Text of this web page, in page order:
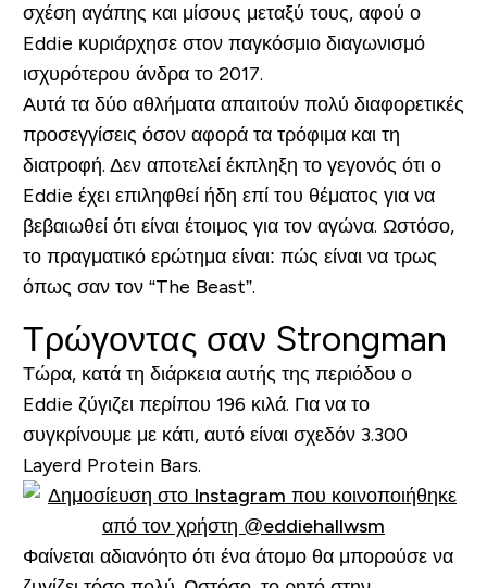
σχέση αγάπης και μίσους μεταξύ τους, αφού ο
Eddie κυριάρχησε στον παγκόσμιο διαγωνισμό
ισχυρότερου άνδρα το 2017.
Αυτά τα δύο αθλήματα απαιτούν πολύ διαφορετικές
προσεγγίσεις όσον αφορά τα τρόφιμα και τη
διατροφή. Δεν αποτελεί έκπληξη το γεγονός ότι ο
Eddie έχει επιληφθεί ήδη επί του θέματος για να
βεβαιωθεί ότι είναι έτοιμος για τον αγώνα. Ωστόσο,
το πραγματικό ερώτημα είναι: πώς είναι να τρως
όπως σαν τον “The Beast”.
Τρώγοντας σαν Strongman
Τώρα, κατά τη διάρκεια αυτής της περιόδου ο
Eddie ζύγιζει περίπου 196 κιλά. Για να το
συγκρίνουμε με κάτι, αυτό είναι σχεδόν 3.300
Layerd Protein Bars.
Φαίνεται αδιανόητο ότι ένα άτομο θα μπορούσε να